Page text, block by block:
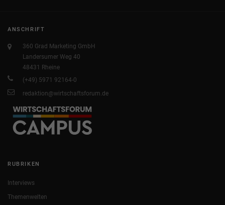
ANSCHRIFT
360 Grad Marketing GmbH
Landersumer Weg 40
48431 Rheine
(+49) 5971 92164-0
redaktion@wirtschaftsforum.de
RUBRIKEN
Interviews
Themenwelten